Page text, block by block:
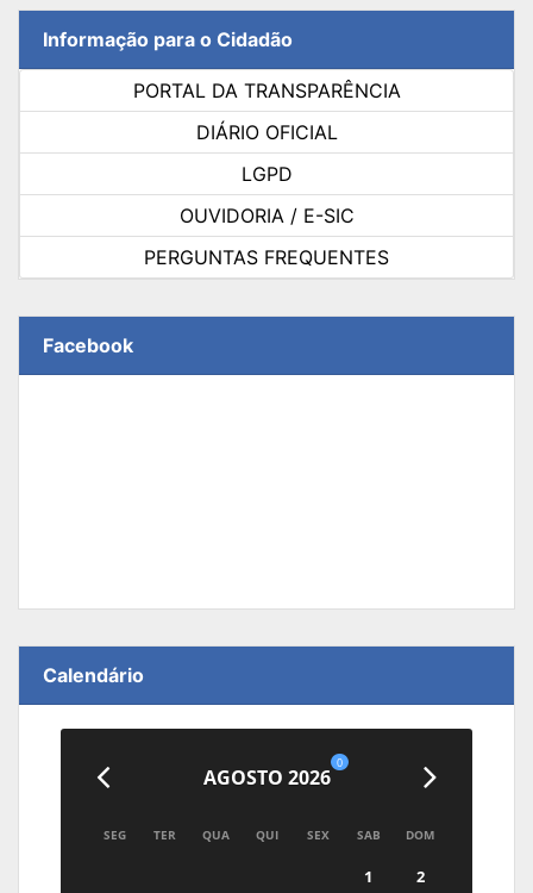
Informação para o Cidadão
PORTAL DA TRANSPARÊNCIA
DIÁRIO OFICIAL
LGPD
OUVIDORIA / E-SIC
PERGUNTAS FREQUENTES
Facebook
Calendário
AGOSTO 2026
0
SEG TER QUA QUI SEX SAB DOM
1
2